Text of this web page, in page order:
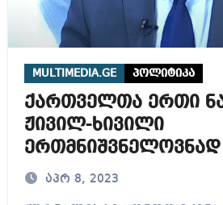
MULTIMEDIA.GE პოლიტიკა
ქართველთა ერთი
ჟივილ-ხივილი
ერთმნიშვნელოვნად
რა კატეგორიის
აპრ 8, 2023